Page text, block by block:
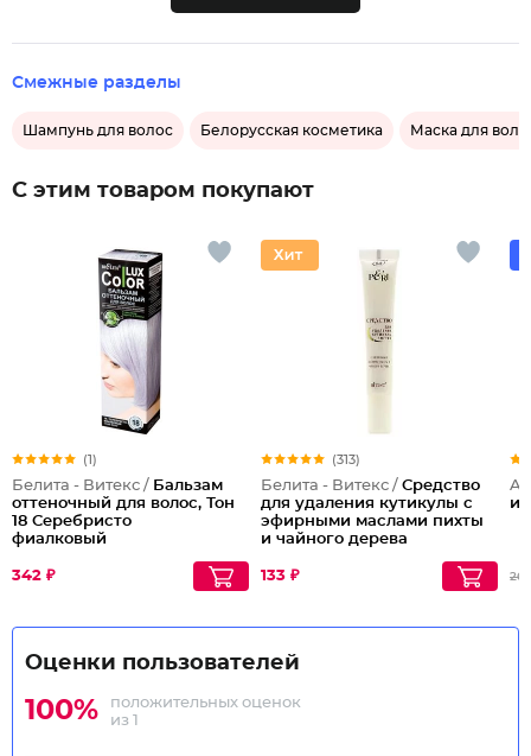
Смежные разделы
Шампунь для волос Белорусская косметика Маска для
С этим товаром покупают
(1)
Белита - Витекс / Бальзам
оттеночный для волос, Тон
18 Серебристо
фиалковый
342 ₽
(313)
Белита - Витекс / Средство
для удаления кутикулы с
эфирными маслами пихты
и чайного дерева
133 ₽
и
268
Оценки пользователей
100%
положительных оценок
из 1